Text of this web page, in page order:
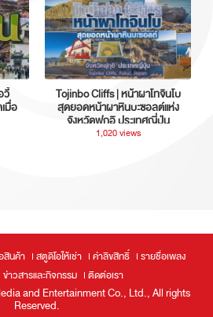
วี้
มื่อ
Tojinbo Cliffs | หน้าผาโทจินโบ
สุดยอดหน้าผาหินบะซอลต์แห่ง
จังหวัดฟุกุอิ ประเทศญี่ปุ่น
1,020 views
สินค้า สตูดิโอให้เช่า ค่าลิขสิทธิ์
รายชื่อเพลง
ข่าวสารและกิจกรรม ติดต่อเรา
and Entertainment Co., Ltd., All rights
Reserved.